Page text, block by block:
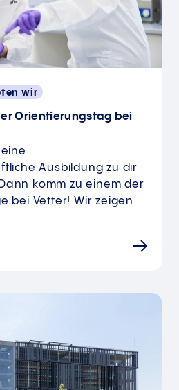
wir
Orientierungstag bei
Ausbildung zu dir
komm zu einem der
bei Vetter! Wir zeigen